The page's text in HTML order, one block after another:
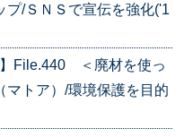
プ/ＳＮＳで宣伝を強化('1
】File.440 ＜廃材を使っ
マトア）/環境保護を目的